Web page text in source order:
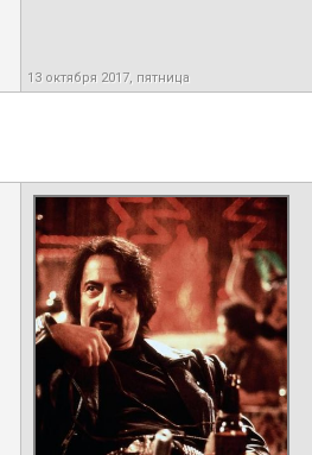
13 октября 2017, пятница